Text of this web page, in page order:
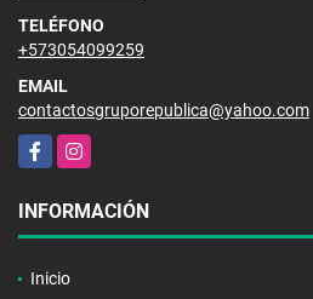
TELÉFONO
+573054099259
EMAIL
contactosgruporepublica@yahoo.com
FacebookInstagram
INFORMACIÓN
Inicio